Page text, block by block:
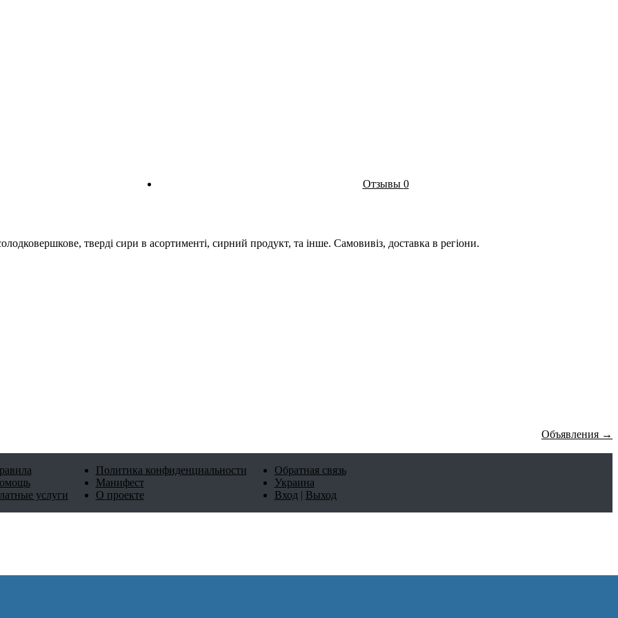
Отзывы 0
тверді сири в асортименті, сирний продукт, та інше. Самовивіз, доставка в регіони.
Объявления →
услуги
Политика конфиденциальности
Манифест
О проекте
Обратная связь
Украина
Вход | Выход